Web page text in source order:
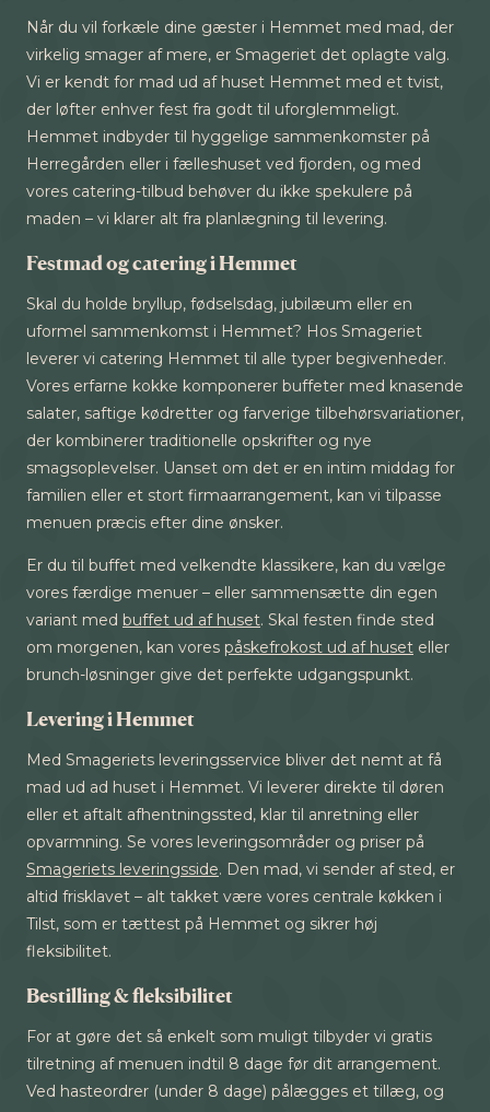
Når du vil forkæle dine gæster i Hemmet med mad, der
virkelig smager af mere, er Smageriet det oplagte valg.
Vi er kendt for mad ud af huset Hemmet med et tvist,
der løfter enhver fest fra godt til uforglemmeligt.
Hemmet indbyder til hyggelige sammenkomster på
Herregården eller i fælleshuset ved fjorden, og med
vores catering-tilbud behøver du ikke spekulere på
maden – vi klarer alt fra planlægning til levering.
Festmad og catering i Hemmet
Skal du holde bryllup, fødselsdag, jubilæum eller en
uformel sammenkomst i Hemmet? Hos Smageriet
leverer vi catering Hemmet til alle typer begivenheder.
Vores erfarne kokke komponerer buffeter med knasende
salater, saftige kødretter og farverige tilbehørsvariationer,
der kombinerer traditionelle opskrifter og nye
smagsoplevelser. Uanset om det er en intim middag for
familien eller et stort firmaarrangement, kan vi tilpasse
menuen præcis efter dine ønsker.
Er du til buffet med velkendte klassikere, kan du vælge
vores færdige menuer – eller sammensætte din egen
variant med buffet ud af huset. Skal festen finde sted
om morgenen, kan vores påskefrokost ud af huset eller
brunch-løsninger give det perfekte udgangspunkt.
Levering i Hemmet
Med Smageriets leveringsservice bliver det nemt at få
mad ud ad huset i Hemmet. Vi leverer direkte til døren
eller et aftalt afhentningssted, klar til anretning eller
opvarmning. Se vores leveringsområder og priser på
Smageriets leveringsside. Den mad, vi sender af sted, er
altid frisklavet – alt takket være vores centrale køkken i
Tilst, som er tættest på Hemmet og sikrer høj
fleksibilitet.
Bestilling & fleksibilitet
For at gøre det så enkelt som muligt tilbyder vi gratis
tilretning af menuen indtil 8 dage før dit arrangement.
Ved hasteordrer (under 8 dage) pålægges et tillæg, og